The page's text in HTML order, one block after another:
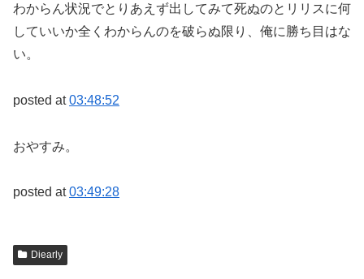
わからん状況でとりあえず出してみて死ぬのとリリスに何
していいか全くわからんのを破らぬ限り、俺に勝ち目はな
い。
posted at03:48:52
おやすみ。
posted at03:49:28
Diearly